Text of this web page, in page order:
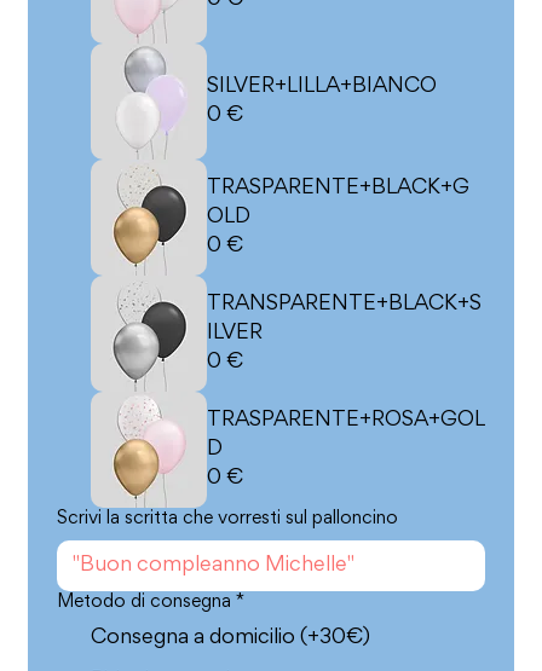
SILVER+LILLA+BIANCO
0 €
TRASPARENTE+BLACK+G
OLD
0 €
TRANSPARENTE+BLACK+S
ILVER
0 €
TRASPARENTE+ROSA+GOL
D
0 €
Scrivi la scritta che vorresti sul palloncino
Metodo di consegna *
Consegna a domicilio (+30€)